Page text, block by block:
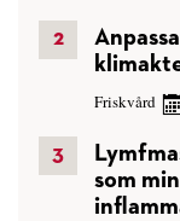
Friskvård
som